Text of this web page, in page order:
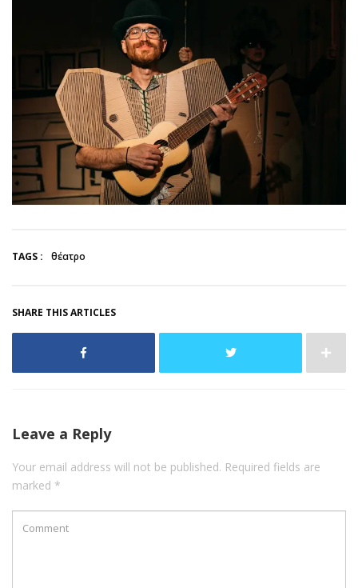
TAGS : θέατρο
SHARE THIS ARTICLES
Leave a Reply
Your email address will not be published. Required fields are
marked *